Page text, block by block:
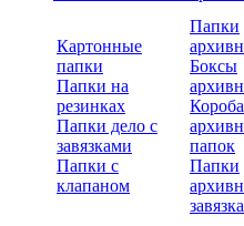
Картонные
папки
Папки на
резинках
Папки дело с
завязками
Папки с
клапаном
Папки
Боксы
Короба
папок
Папки